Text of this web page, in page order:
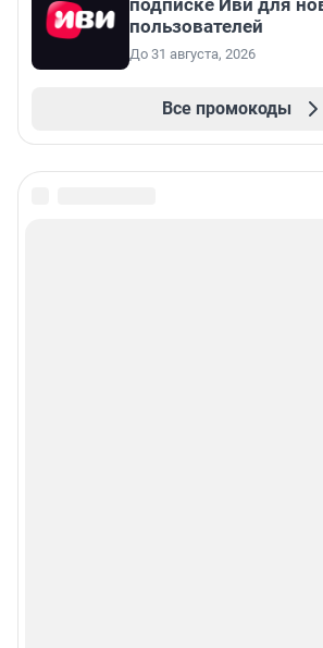
подписке Иви для
пользователей
До 31 августа, 2026
Все промокоды